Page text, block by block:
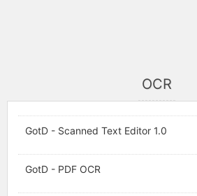
OCR
GotD - Scanned Text Editor 1.0
GotD - PDF OCR